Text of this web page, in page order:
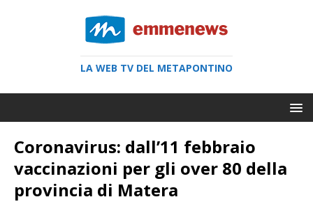
LA WEB TV DEL METAPONTINO
Coronavirus: dall’11 febbraio
vaccinazioni per gli over 80 della
provincia di Matera